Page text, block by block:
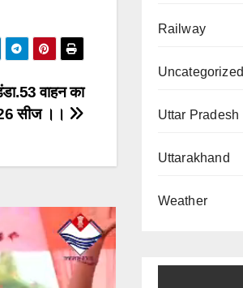
वाहन का
सीज ।।
Railway
Uncategorized
Uttar Pradesh
Uttarakhand
Weather